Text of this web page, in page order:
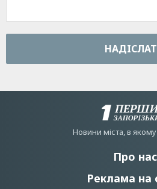
Новини мiста, в
Про нас
Реклама на